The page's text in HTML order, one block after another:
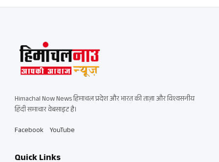
Himachal Now News हिमाचल प्रदेश और भारत की ताज़ा और विश्वसनीय
हिंदी समाचार वेबसाइट है।
Facebook YouTube
Quick Links